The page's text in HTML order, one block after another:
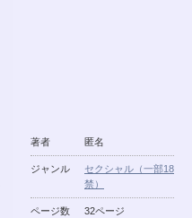
著者 匿名
ジャンル
セクシャル（一部18
禁）
ページ数 32ページ